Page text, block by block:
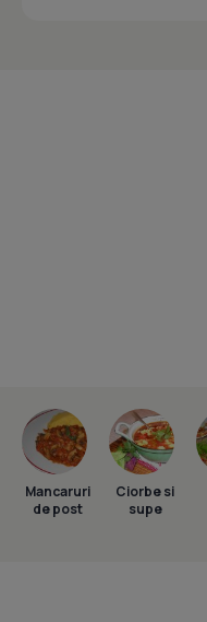
Mancaruri
de post
Ciorbe si
supe